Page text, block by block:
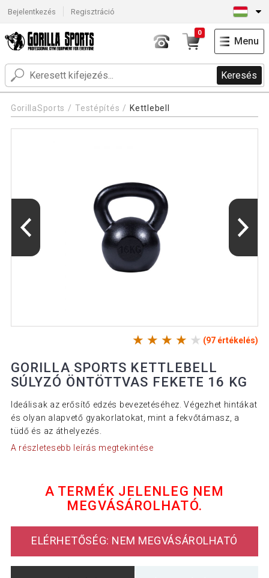
Bejelentkezés Regisztráció
Keresés
0
Menu
GorillaSports Testépítés Kettlebell
(97 értékelés)
GORILLA SPORTS KETTLEBELL
SÚLYZÓ ÖNTÖTTVAS FEKETE 16 KG
Ideálisak az erősítő edzés bevezetéséhez. Végezhet hintákat
és olyan alapvető gyakorlatokat, mint a fekvőtámasz, a
tüdő és az áthelyezés.
A részletesebb leírás megtekintése
A TERMÉK JELENLEG NEM
MEGVÁSÁROLHATÓ.
ELÉRHETŐSÉG: NEM MEGVÁSÁROLHATÓ